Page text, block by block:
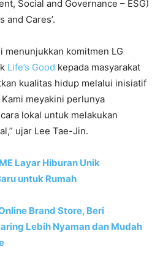
Social and Governance – ESG)
and Cares’.
menunjukkan komitmen LG
Life’s Good kepada masyarakat
kualitas hidup melalui inisiatif
meyakini perlunya
lokal untuk melakukan
ujar Lee Tae-Jin.
Layar Hiburan Unik
untuk Rumah
Brand Store, Beri
Lebih Nyaman dan Mudah